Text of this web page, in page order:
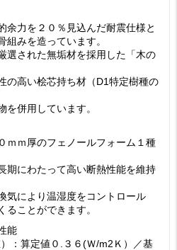
余力を２０％見込んだ耐震仕様と
組みを造っています。
選された無垢材を採用した「木の
の高い桧芯持ち材（D1特定樹種の
を併用しています。
ｍｍ厚のフェノールフォーム１種
期にわたって高い断熱性能を維持
気により温湿度をコントロール
ることができます。
能
：算定値０.３６(Ｗ/m2Ｋ）／基